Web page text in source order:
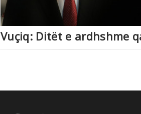
Vuçiq: Ditët e ardhshme